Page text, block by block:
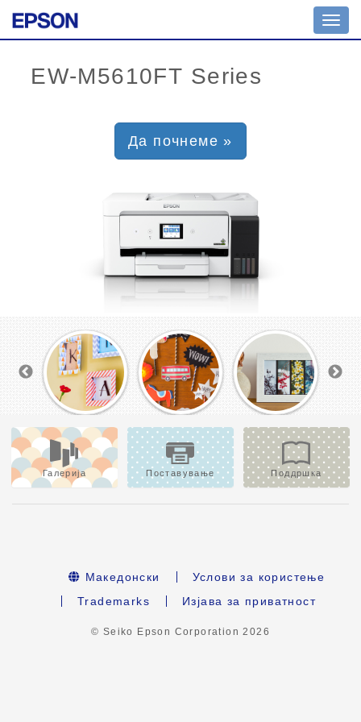
Да почнеме »
Галерија Поставување Поддршка
Македонски
Услови за користење
Trademarks
Изјава за приватност
© Seiko Epson Corporation2026